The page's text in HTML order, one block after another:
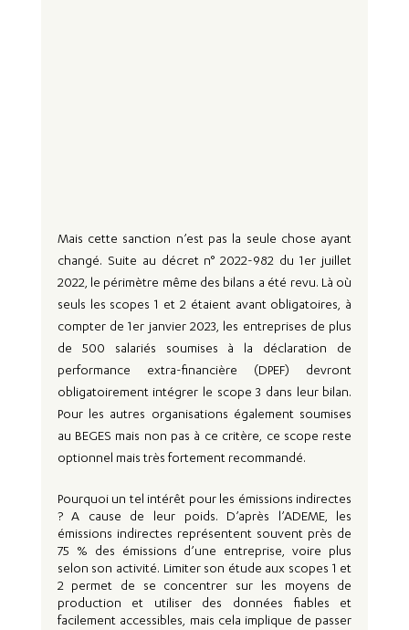
Mais cette sanction n’est pas la seule chose ayant
changé. Suite au décret n° 2022-982 du 1er juillet
2022, le périmètre même des bilans a été revu. Là où
seuls les scopes 1 et 2 étaient avant obligatoires, à
compter de 1er janvier 2023, les entreprises de plus
de 500 salariés soumises à la déclaration de
performance extra-financière (DPEF) devront
obligatoirement intégrer le scope 3 dans leur bilan.
Pour les autres organisations également soumises
au BEGES mais non pas à ce critère, ce scope reste
optionnel mais très fortement recommandé.
Pourquoi un tel intérêt pour les émissions indirectes
? A cause de leur poids. D’après l’ADEME, les
émissions indirectes représentent souvent près de
75 % des émissions d’une entreprise, voire plus
selon son activité. Limiter son étude aux scopes 1 et
2 permet de se concentrer sur les moyens de
production et utiliser des données fiables et
facilement accessibles, mais cela implique de passer